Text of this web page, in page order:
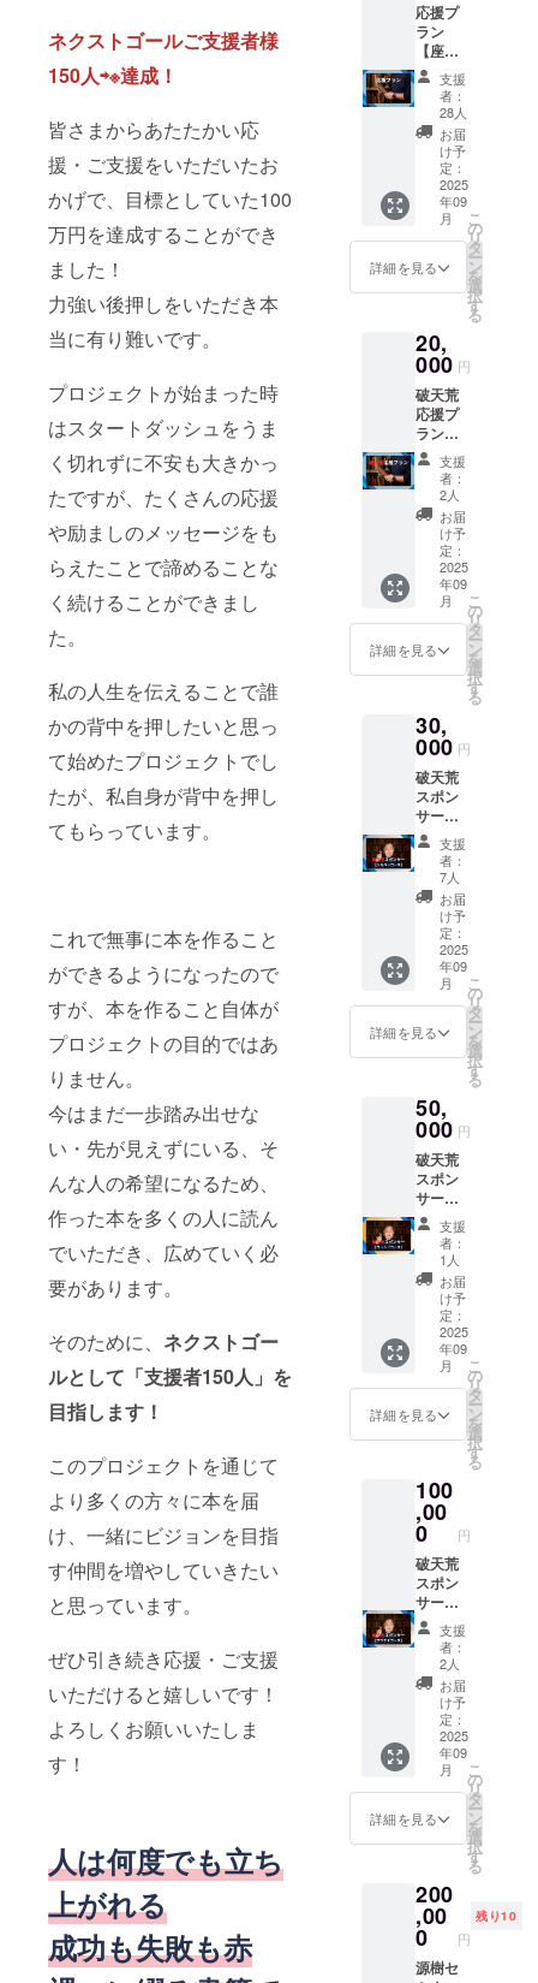
ネクストゴールご支援者様
150人⇨※達成！
皆さまからあたたかい応
援・ご支援をいただいたお
かげで、目標としていた100
万円を達成することができ
ました！
力強い後押しをいただき本
当に有り難いです。
プロジェクトが始まった時
はスタートダッシュをうま
く切れずに不安も大きかっ
たですが、たくさんの応援
や励ましのメッセージをも
らえたことで諦めることな
く続けることができまし
た。
私の人生を伝えることで誰
かの背中を押したいと思っ
て始めたプロジェクトでし
たが、私自身が背中を押し
てもらっています。
これで無事に本を作ること
ができるようになったので
すが、本を作ること自体が
プロジェクトの目的ではあ
りません。
今はまだ一歩踏み出せな
い・先が見えずにいる、そ
んな人の希望になるため、
作った本を多くの人に読ん
でいただき、広めていく必
要があります。
そのために、 ネクストゴー
ルとして「支援者150人」を
目指します！
このプロジェクトを通じて
より多くの方々に本を届
け、一緒にビジョンを目指
す仲間を増やしていきたい
と思っています。
ぜひ引き続き応援・ご支援
いただけると嬉しいです！
よろしくお願いいたしま
す！
人は何度でも立ち
上がれる
成功も失敗も赤
応援プ
ラン
【座談
会で応
援】書
籍＋オ
ンライ
ン座談
会 【ひ
らすら
応援】
書籍＋
お礼の
お手紙
＋お礼
・オン
ライン
座談会
につい
て 開催
日時：
9/24(水)
20:00〜
21:00
時間：
60分 方
法：
zoom
内容：
著者と
出版の
背景な
ばらん
にお話
る機会
です。
支援
者：
28人
お届
け予
定：
2025
年09
月
詳細を見る
こ
の
リ
タ
ー
ン
を
選
択
す
る
20,
000 円
破天荒
応援プ
ラン
【セミ
ナーで
応援】
書籍＋
オンラ
インセ
ミナー
【ひた
すら応
援】書
籍＋お
礼のお
メッ
セージ
・オン
ライン
セミ
ナーに
ついて
開催日
時：
7/11(金)
20:00〜
22:00
時間：
120分
方法：
zoom
内容：
支援
者：
2人
お届
け予
定：
2025
年09
月
詳細を見る
こ
の
リ
タ
ー
ン
を
選
択
す
る
30,
000 円
破天荒
スポン
サー
【シル
バー
コー
ス】 書
籍にお
名前を
掲載い
たしま
考欄
に、掲
載する
入くだ
さい。
支援
者：
7人
お届
け予
定：
2025
年09
月
詳細を見る
こ
の
リ
タ
ー
ン
を
選
択
す
る
50,
000 円
破天荒
スポン
サー
【ゴー
ルド
コー
ス】 書
籍にお
名前と
広告を
掲載い
たしま
す ※備
考欄
に、掲
と広告
の内容
をご記
入くだ
さい。
支援
者：
1人
お届
け予
定：
2025
年09
月
詳細を見る
こ
の
リ
タ
ー
ン
を
選
択
す
る
100
,00
0 円
破天荒
スポン
サー
【プラ
チナ
コー
ス】 書
籍にお
名前と
広告掲
載＋セ
ミナー
＆コ
ミュニ
ティー
備考欄
に、記
載する
お名前
と広告
支援
者：
2人
お届
け予
定：
2025
年09
月
詳細を見る
こ
の
リ
タ
ー
ン
を
選
択
す
る
200
,00
0 円
残り10
源樹セ